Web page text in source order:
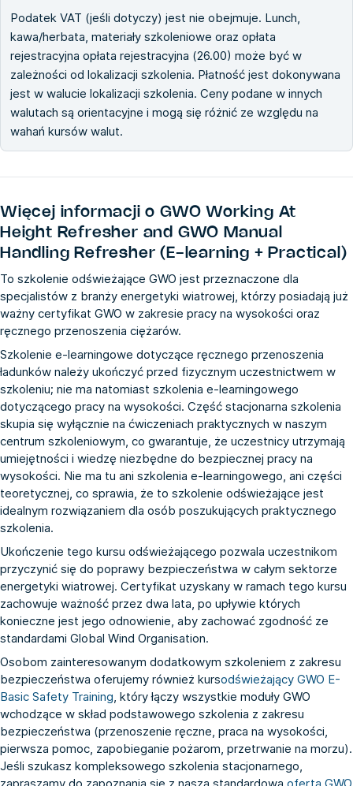
Podatek VAT (jeśli dotyczy) jest nie obejmuje. Lunch,
kawa/herbata, materiały szkoleniowe oraz opłata
rejestracyjna opłata rejestracyjna (26.00) może być w
zależności od lokalizacji szkolenia. Płatność jest dokonywana
jest w walucie lokalizacji szkolenia. Ceny podane w innych
walutach są orientacyjne i mogą się różnić ze względu na
wahań kursów walut.
Więcej informacji oGWO Working At
Height Refresher and GWO Manual
Handling Refresher (E-learning + Practical)
To szkolenie odświeżające GWO jest przeznaczone dla
specjalistów z branży energetyki wiatrowej, którzy posiadają już
ważny certyfikat GWO w zakresie pracy na wysokości oraz
ręcznego przenoszenia ciężarów.
Szkolenie e-learningowe dotyczące ręcznego przenoszenia
ładunków należy ukończyć przed fizycznym uczestnictwem w
szkoleniu; nie ma natomiast szkolenia e-learningowego
dotyczącego pracy na wysokości. Część stacjonarna szkolenia
skupia się wyłącznie na ćwiczeniach praktycznych w naszym
centrum szkoleniowym, co gwarantuje, że uczestnicy utrzymają
umiejętności i wiedzę niezbędne do bezpiecznej pracy na
wysokości. Nie ma tu ani szkolenia e-learningowego, ani części
teoretycznej, co sprawia, że to szkolenie odświeżające jest
idealnym rozwiązaniem dla osób poszukujących praktycznego
szkolenia.
Ukończenie tego kursu odświeżającego pozwala uczestnikom
przyczynić się do poprawy bezpieczeństwa w całym sektorze
energetyki wiatrowej. Certyfikat uzyskany w ramach tego kursu
zachowuje ważność przez dwa lata, po upływie których
konieczne jest jego odnowienie, aby zachować zgodność ze
standardami Global Wind Organisation.
Osobom zainteresowanym dodatkowym szkoleniem z zakresu
bezpieczeństwa oferujemy również kursodświeżający GWO E-
Basic Safety Training, który łączy wszystkie moduły GWO
wchodzące w skład podstawowego szkolenia z zakresu
bezpieczeństwa (przenoszenie ręczne, praca na wysokości,
pierwsza pomoc, zapobieganie pożarom, przetrwanie na morzu).
Jeśli szukasz kompleksowego szkolenia stacjonarnego,